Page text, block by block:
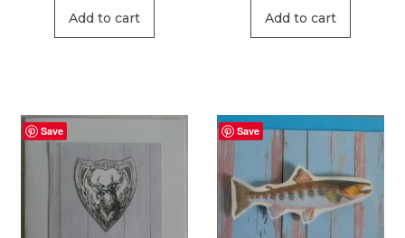
Add to cart Add to cart
Save Save